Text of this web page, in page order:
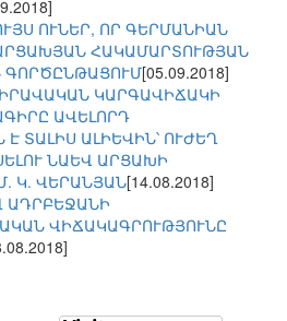
ՈՒՆԵՐ, ՈՐ ԳԵՐՄԱՆԻԱՆ
ՀԱԿԱՄԱՐՏՈՒԹՅԱՆ
[05.09.2018]
ԿԱՐԳԱՎԻՃԱԿԻ
ԱՎԵԼՈՐԴ
ՏԱԼԻՍ ԱԼԻԵՎԻՆ՝ ՈՒԺԵՂ
ՆԱԵՎ ԱՐՑԱԽԻ
Կ. ՎԵՐԱՆՅԱՆ[14.08.2018]
ԱԴՐԲԵՋԱՆԻ
ՎԻՃԱԿԱԳՐՈՒԹՅՈՒՆԸ